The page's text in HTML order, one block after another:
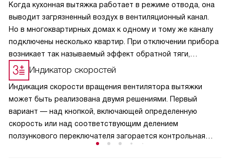
Когда кухонная вытяжка работает в режиме отвода, она
выводит загрязненный воздух в вентиляционный канал.
Но в многоквартирных домах к одному и тому же каналу
подключены несколько квартир. При отключении прибора
возникает так называемый эффект обратной тяги,
и в кухню из вентиляции может поступить загрязненный
воздух, отводимый устройствами соседей. Кроме
неприятных запахов, из вентиляционного канала на кухню
может попасть пыль. Эта функция полезна и для частных
домовладений, поскольку не дает попасть в помещение
аллергенной пыльце растений и вредным насекомым.
Индикатор скоростей
Индикация скорости вращения вентилятора вытяжки
может быть реализована двумя решениями. Первый
вариант — над кнопкой, включающей определенную
скорость или над соответствующим делением
ползункового переключателя загорается контрольная